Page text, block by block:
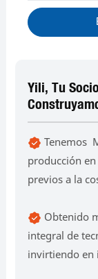
Yili, Tu
Tenemos
producción
previos a la
Obtenido
integral de
invirtiendo en